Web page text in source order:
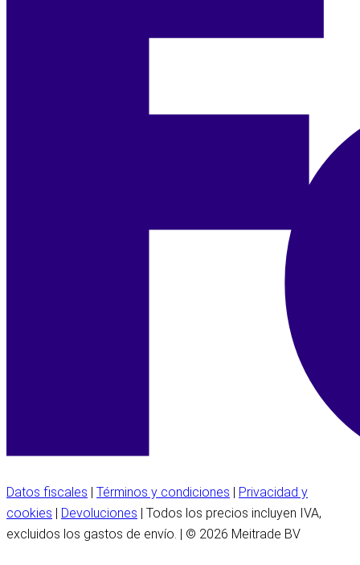
Datos fiscales Términos y condiciones
Privacidad y
cookies
Devoluciones | Todos los precios incluyen IVA,
excluidos los gastos de envío. | © 2026 Meitrade BV